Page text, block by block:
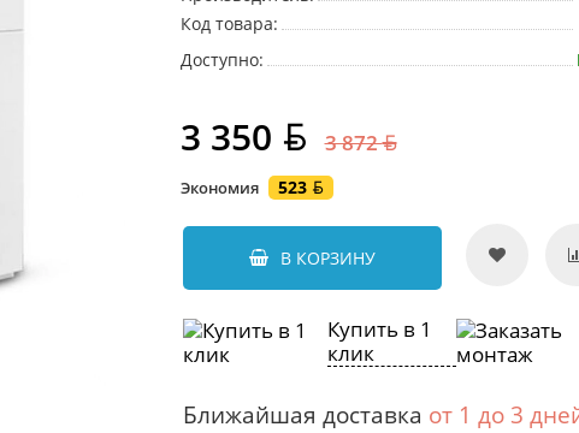
Код товара:
Доступно:
3 350 3 872
Экономия 523
В КОРЗИНУ
Купить в 1
клик
Ближайшая доставка от 1 до 3